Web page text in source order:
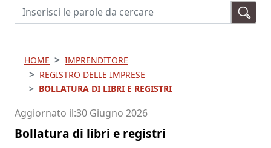
Cerca
HOME
IMPRENDITORE
REGISTRO DELLE IMPRESE
BOLLATURA DI LIBRI E REGISTRI
Aggiornato il 30 Giugno 2026
Bollatura di libri e registri